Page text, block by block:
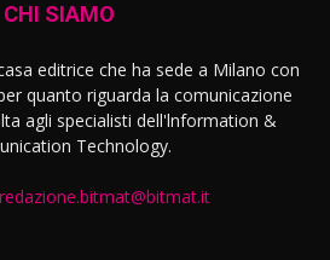
CHI SIAMO
editrice che ha sede a Milano con
quanto riguarda la comunicazione
agli specialisti dell'lnformation &
Technology.
redazione.bitmat@bitmat.it